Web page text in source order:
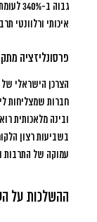
גבוה
איכותי ורלוונטי
פרסונליזציה
חברות שמצליחות
בשביעות רצון
עמוקה של התרבות
ההשלכות על